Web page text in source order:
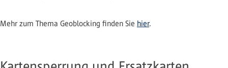
Mehr zum Thema Geoblocking finden Sie hier.